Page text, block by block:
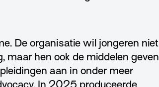
De organisatie wil jongeren niet
maar hen ook de middelen geven
aan in onder meer